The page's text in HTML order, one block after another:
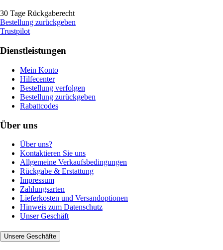
30 Tage Rückgaberecht
Bestellung zurückgeben
Trustpilot
Dienstleistungen
Mein Konto
Hilfecenter
Bestellung verfolgen
Bestellung zurückgeben
Rabattcodes
Über uns
Über uns?
Kontaktieren Sie uns
Allgemeine Verkaufsbedingungen
Rückgabe & Erstattung
Impressum
Zahlungsarten
Lieferkosten und Versandoptionen
Hinweis zum Datenschutz
Unser Geschäft
Unsere Geschäfte